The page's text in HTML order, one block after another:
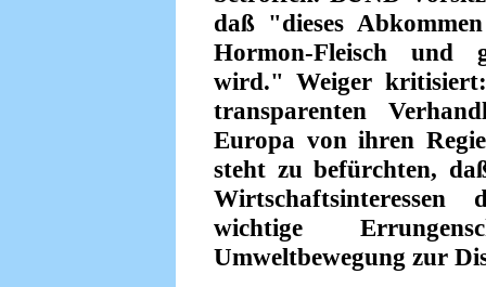
daß "dieses
Hormon-Fleisch und
wird." Weiger
transparenten
Europa von ihren
steht zu befürchten,
wichtige
Umweltbewegung zur